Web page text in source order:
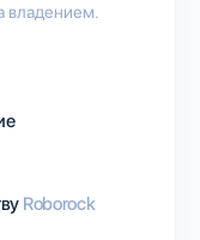
владением.
Roborock